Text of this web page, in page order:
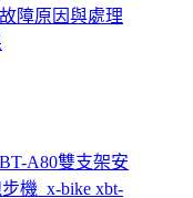
障原因與處理